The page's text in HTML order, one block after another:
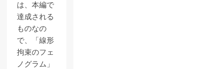
は、本編で
達成される
ものなの
で、「線形
拘束のフェ
ノグラム」